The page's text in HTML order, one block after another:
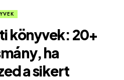
könyvek: 20+
ha
a sikert